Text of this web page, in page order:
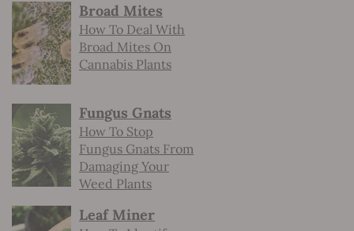
Broad Mites
How To Deal With
Broad Mites On
Cannabis Plants
Fungus Gnats
How To Stop
Fungus Gnats From
Damaging Your
Weed Plants
Leaf Miner